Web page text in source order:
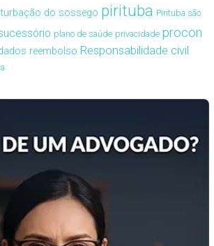
do sossego pirituba Pirituba são
plano de saúde privacidade procon
reembolso Responsabilidade civil